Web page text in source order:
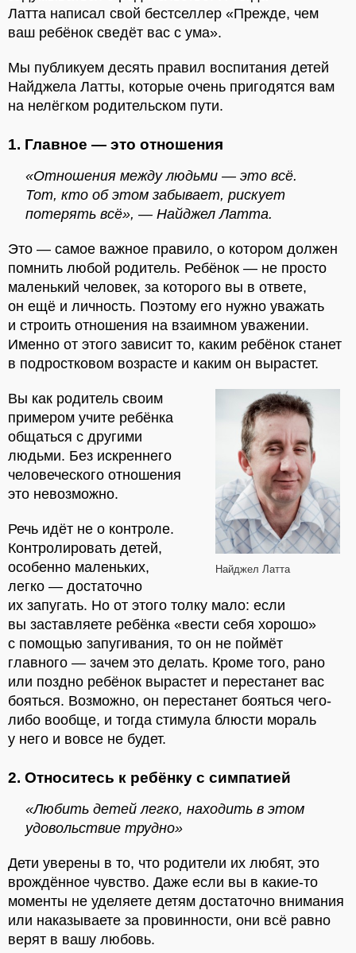
Латта написал свой бестселлер «Прежде, чем
ваш ребёнок сведёт вас с ума».
Мы публикуем десять правил воспитания детей
Найджела Латты, которые очень пригодятся вам
на нелёгком родительском пути.
1. Главное — это отношения
«Отношения между людьми — это всё.
Тот, кто об этом забывает, рискует
потерять всё», — Найджел Латта.
Это — самое важное правило, о котором должен
помнить любой родитель. Ребёнок — не просто
маленький человек, за которого вы в ответе,
он ещё и личность. Поэтому его нужно уважать
и строить отношения на взаимном уважении.
Именно от этого зависит то, каким ребёнок станет
в подростковом возрасте и каким он вырастет.
Найджел Латта
Вы как родитель своим
примером учите ребёнка
общаться с другими
людьми. Без искреннего
человеческого отношения
это невозможно.
Речь идёт не о контроле.
Контролировать детей,
особенно маленьких,
легко — достаточно
их запугать. Но от этого толку мало: если
вы заставляете ребёнка «вести себя хорошо»
с помощью запугивания, то он не поймёт
главного — зачем это делать. Кроме того, рано
или поздно ребёнок вырастет и перестанет вас
бояться. Возможно, он перестанет бояться чего-
либо вообще, и тогда стимула блюсти мораль
у него и вовсе не будет.
2. Относитесь к ребёнку с симпатией
«Любить детей легко, находить в этом
удовольствие трудно»
Дети уверены в то, что родители их любят, это
врождённое чувство. Даже если вы в какие-то
моменты не уделяете детям достаточно внимания
или наказываете за провинности, они всё равно
верят в вашу любовь.